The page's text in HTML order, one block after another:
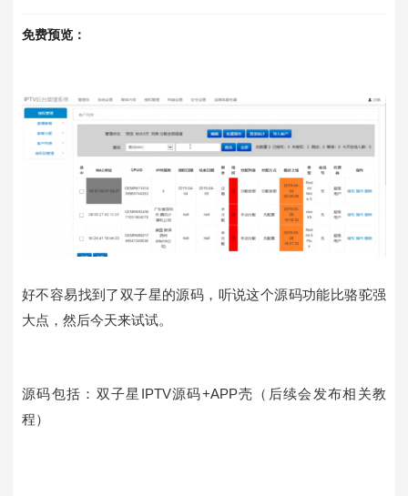
免费预览：
好不容易找到了双子星的源码，听说这个源码功能比骆驼强
大点，然后今天来试试。
源码包括：双子星IPTV源码+APP壳（后续会发布相关教
程）